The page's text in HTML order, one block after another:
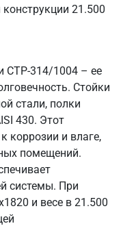
21.500
СТР-314/1004 – ее
Стойки
стали, полки
430. Этот
коррозии и влаге,
помещений.
системы. При
и весе в 21.500